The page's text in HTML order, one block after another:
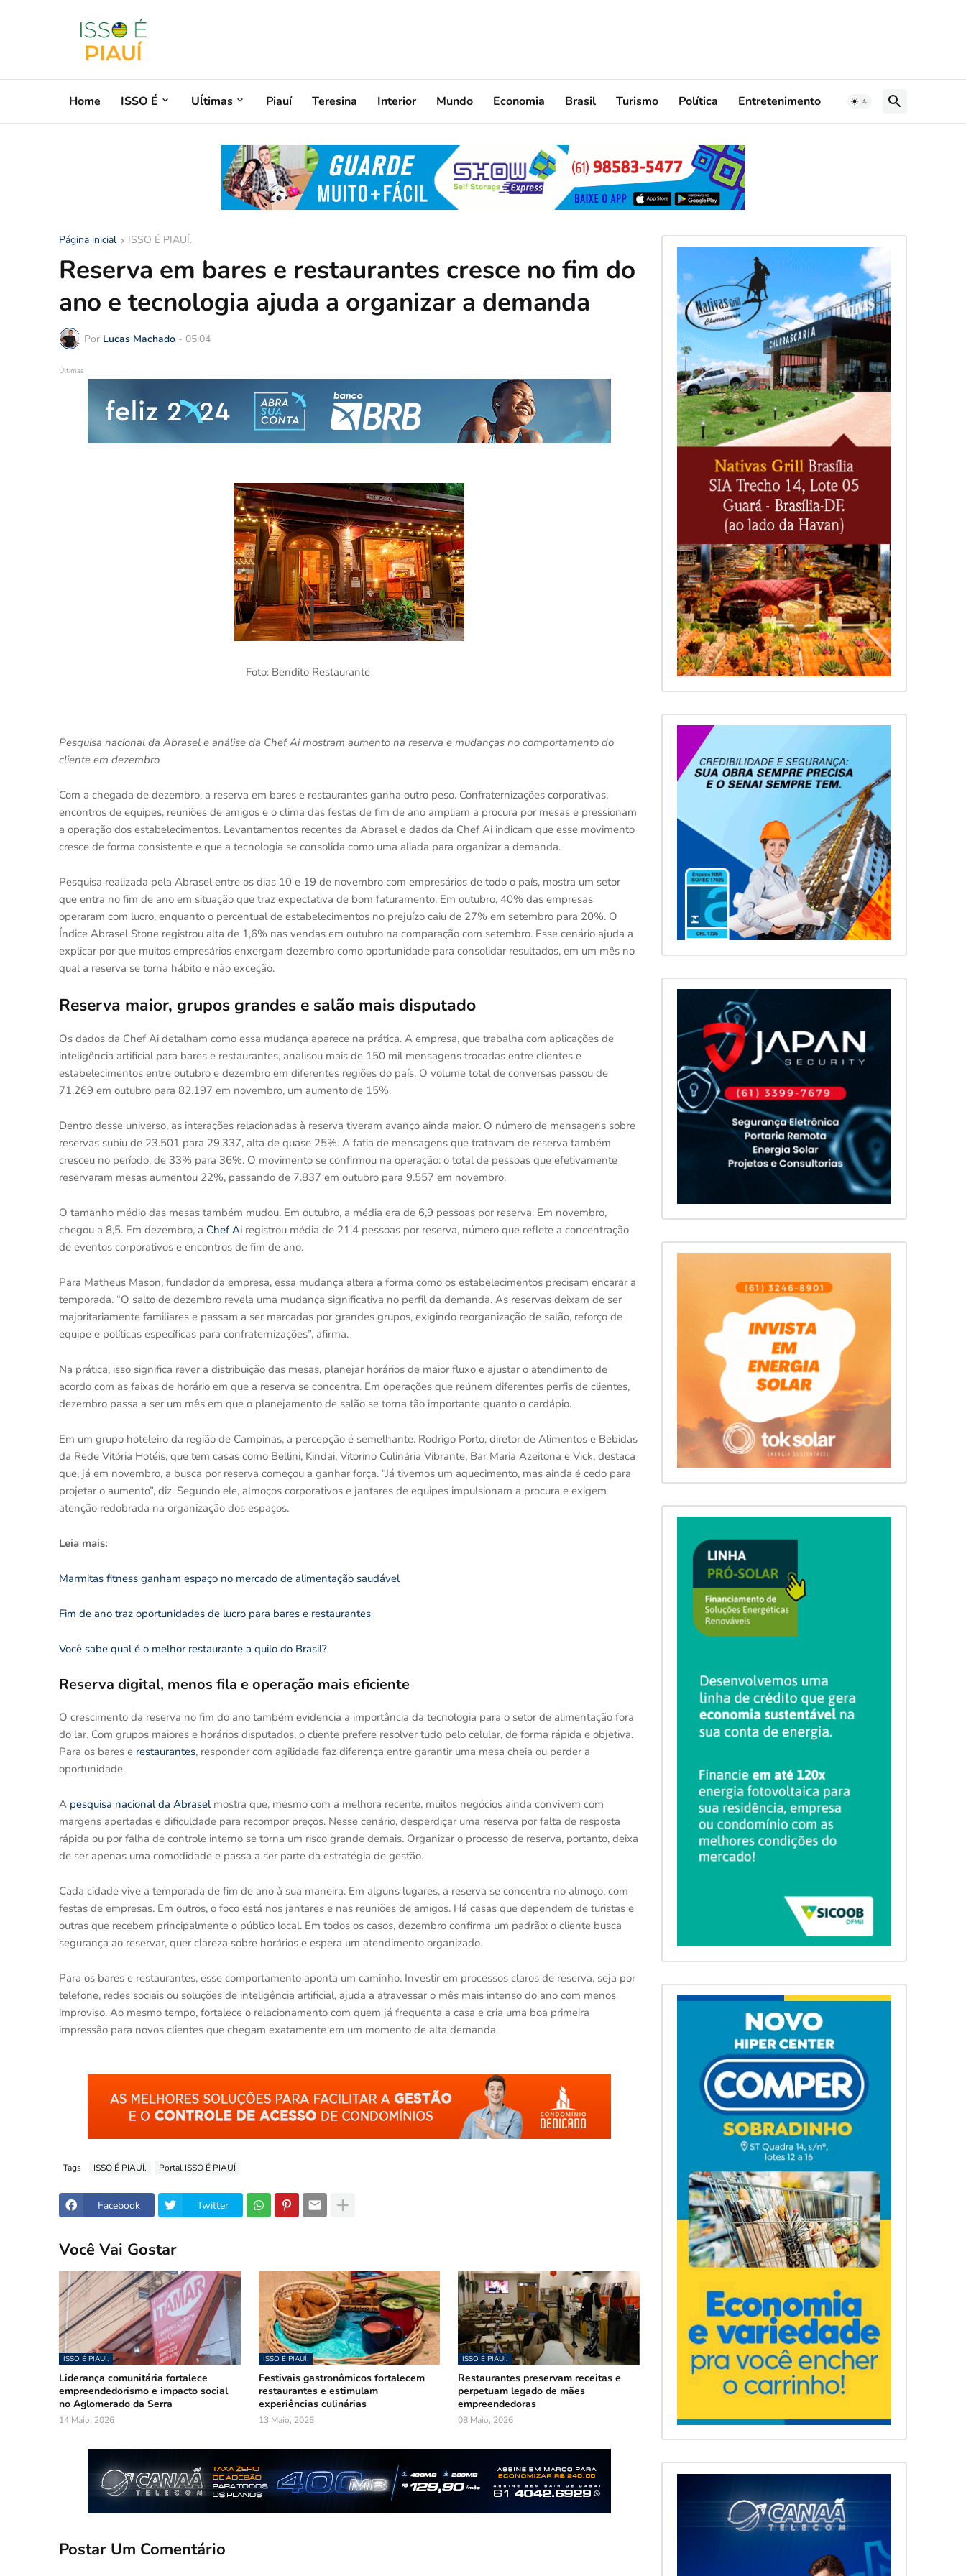
Home ISSO É Uĺtimas Piauí Teresina Interior Mundo Economia Brasil Turismo Política Entretenimento
Página inicial ISSO É PIAUÍ.
Reserva em bares e restaurantes cresce no fim do
ano e tecnologia ajuda a organizar a demanda
Por Lucas Machado - 05:04
Últimas
Foto: Bendito Restaurante
Pesquisa nacional da Abrasel e análise da Chef Ai mostram aumento na reserva e mudanças no comportamento do
cliente em dezembro
Com a chegada de dezembro, a reserva em bares e restaurantes ganha outro peso. Confraternizações corporativas,
encontros de equipes, reuniões de amigos e o clima das festas de fim de ano ampliam a procura por mesas e pressionam
a operação dos estabelecimentos. Levantamentos recentes da Abrasel e dados da Chef Ai indicam que esse movimento
cresce de forma consistente e que a tecnologia se consolida como uma aliada para organizar a demanda.
Pesquisa realizada pela Abrasel entre os dias 10 e 19 de novembro com empresários de todo o país, mostra um setor
que entra no fim de ano em situação que traz expectativa de bom faturamento. Em outubro, 40% das empresas
operaram com lucro, enquanto o percentual de estabelecimentos no prejuízo caiu de 27% em setembro para 20%. O
Índice Abrasel Stone registrou alta de 1,6% nas vendas em outubro na comparação com setembro. Esse cenário ajuda a
explicar por que muitos empresários enxergam dezembro como oportunidade para consolidar resultados, em um mês no
qual a reserva se torna hábito e não exceção.
Reserva maior, grupos grandes e salão mais disputado
Os dados da Chef Ai detalham como essa mudança aparece na prática. A empresa, que trabalha com aplicações de
inteligência artificial para bares e restaurantes, analisou mais de 150 mil mensagens trocadas entre clientes e
estabelecimentos entre outubro e dezembro em diferentes regiões do país. O volume total de conversas passou de
71.269 em outubro para 82.197 em novembro, um aumento de 15%.
Dentro desse universo, as interações relacionadas à reserva tiveram avanço ainda maior. O número de mensagens sobre
reservas subiu de 23.501 para 29.337, alta de quase 25%. A fatia de mensagens que tratavam de reserva também
cresceu no período, de 33% para 36%. O movimento se confirmou na operação: o total de pessoas que efetivamente
reservaram mesas aumentou 22%, passando de 7.837 em outubro para 9.557 em novembro.
O tamanho médio das mesas também mudou. Em outubro, a média era de 6,9 pessoas por reserva. Em novembro,
chegou a 8,5. Em dezembro, a Chef Ai registrou média de 21,4 pessoas por reserva, número que reflete a concentração
de eventos corporativos e encontros de fim de ano.
Para Matheus Mason, fundador da empresa, essa mudança altera a forma como os estabelecimentos precisam encarar a
temporada. “O salto de dezembro revela uma mudança significativa no perfil da demanda. As reservas deixam de ser
majoritariamente familiares e passam a ser marcadas por grandes grupos, exigindo reorganização de salão, reforço de
equipe e políticas específicas para confraternizações”, afirma.
Na prática, isso significa rever a distribuição das mesas, planejar horários de maior fluxo e ajustar o atendimento de
acordo com as faixas de horário em que a reserva se concentra. Em operações que reúnem diferentes perfis de clientes,
dezembro passa a ser um mês em que o planejamento de salão se torna tão importante quanto o cardápio.
Em um grupo hoteleiro da região de Campinas, a percepção é semelhante. Rodrigo Porto, diretor de Alimentos e Bebidas
da Rede Vitória Hotéis, que tem casas como Bellini, Kindai, Vitorino Culinária Vibrante, Bar Maria Azeitona e Vick, destaca
que, já em novembro, a busca por reserva começou a ganhar força. “Já tivemos um aquecimento, mas ainda é cedo para
projetar o aumento”, diz. Segundo ele, almoços corporativos e jantares de equipes impulsionam a procura e exigem
atenção redobrada na organização dos espaços.
Leia mais:
Marmitas fitness ganham espaço no mercado de alimentação saudável
Fim de ano traz oportunidades de lucro para bares e restaurantes
Você sabe qual é o melhor restaurante a quilo do Brasil?
Reserva digital, menos fila e operação mais eficiente
O crescimento da reserva no fim do ano também evidencia a importância da tecnologia para o setor de alimentação fora
do lar. Com grupos maiores e horários disputados, o cliente prefere resolver tudo pelo celular, de forma rápida e objetiva.
Para os bares e restaurantes, responder com agilidade faz diferença entre garantir uma mesa cheia ou perder a
oportunidade.
A pesquisa nacional da Abraselmostra que, mesmo com a melhora recente, muitos negócios ainda convivem com
margens apertadas e dificuldade para recompor preços. Nesse cenário, desperdiçar uma reserva por falta de resposta
rápida ou por falha de controle interno se torna um risco grande demais. Organizar o processo de reserva, portanto, deixa
de ser apenas uma comodidade e passa a ser parte da estratégia de gestão.
Cada cidade vive a temporada de fim de ano à sua maneira. Em alguns lugares, a reserva se concentra no almoço, com
festas de empresas. Em outros, o foco está nos jantares e nas reuniões de amigos. Há casas que dependem de turistas e
outras que recebem principalmente o público local. Em todos os casos, dezembro confirma um padrão: o cliente busca
segurança ao reservar, quer clareza sobre horários e espera um atendimento organizado.
Para os bares e restaurantes, esse comportamento aponta um caminho. Investir em processos claros de reserva, seja por
telefone, redes sociais ou soluções de inteligência artificial, ajuda a atravessar o mês mais intenso do ano com menos
improviso. Ao mesmo tempo, fortalece o relacionamento com quem já frequenta a casa e cria uma boa primeira
impressão para novos clientes que chegam exatamente em um momento de alta demanda.
Tags ISSO É PIAUÍ. Portal ISSO É PIAUÍ
Facebook Twitter
Você Vai Gostar
ISSO É PIAUÍ.
Liderança comunitária fortalece
empreendedorismo e impacto social
no Aglomerado da Serra
14 Maio, 2026
ISSO É PIAUÍ.
Festivais gastronômicos fortalecem
restaurantes e estimulam
experiências culinárias
13 Maio, 2026
ISSO É PIAUÍ.
Restaurantes preservam receitas e
perpetuam legado de mães
empreendedoras
08 Maio, 2026
Postar Um Comentário